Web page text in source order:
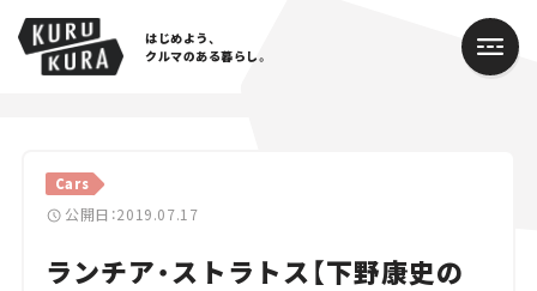
はじめよう、
クルマのある暮らし。
Cars
公開日：2019.07.17
ランチア・ストラトス【下野康史の
Cars
Lifestyle